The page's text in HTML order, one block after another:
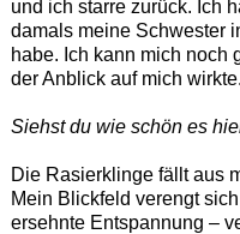
und ich starre zurück. Ich
damals meine Schwester
habe. Ich kann mich noch
der Anblick auf mich
Siehst du wie schön es
Die Rasierklinge fällt aus
Mein Blickfeld verengt
ersehnte Entspannung –